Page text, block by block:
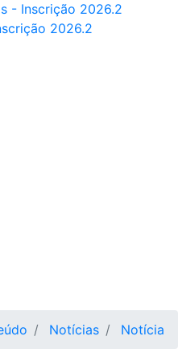
- Inscrição 2026.2
2026.2
Notícias Notícia